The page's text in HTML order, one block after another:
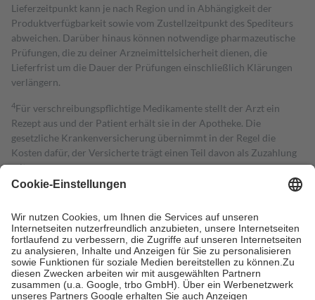
Lieferzeitpunkt kann je nach Region und in Abhängigkeit der
Produktverfügbarkeit sowie vom Zustellzeitpunkt des Spediteurs
abweichen. Darüber hinaus können notwendige pharmazeutische
Prüfungen, die zu deiner Arzneimittelsicherheit dienen, die
Lieferfrist um die Dauer der Prüfungen einschließlich Klärungen
verlängern.
4Für verschreibungspflichtige Medikamente stellt der Arzt ein
Rezept aus und der Patient erhält sie in der Apotheke. Die
gesetzliche Krankenversicherung übernimmt in der Regel die
Kosten dafür, der Versicherte trägt einen Teil davon als Zuzahlung
mit.
Grundsätzlich leisten Mitglieder Zuzahlungen in Höhe von zehn
höchstens zehn Euro.
Es sind jedoch nie mehr als die tatsächlichen
Kosten der Leistung zu entrichten.
Diese Regeln gelten grundsätzlich auch für Online-Apotheken.
Bei Heilmitteln und häuslicher Krankenpflege beträgt die
Zuzahlung zehn Prozent der Kosten sowie zehn Euro je
Verordnung.